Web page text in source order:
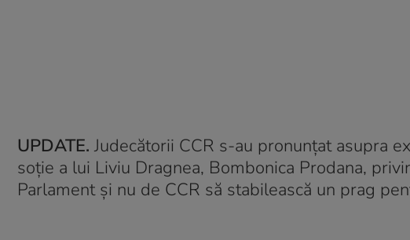
UPDATE. Judecătorii CCR s-au pronunțat asupra
soție a lui Liviu Dragnea, Bombonica Prodana,
Parlament și nu de CCR să stabilească un prag